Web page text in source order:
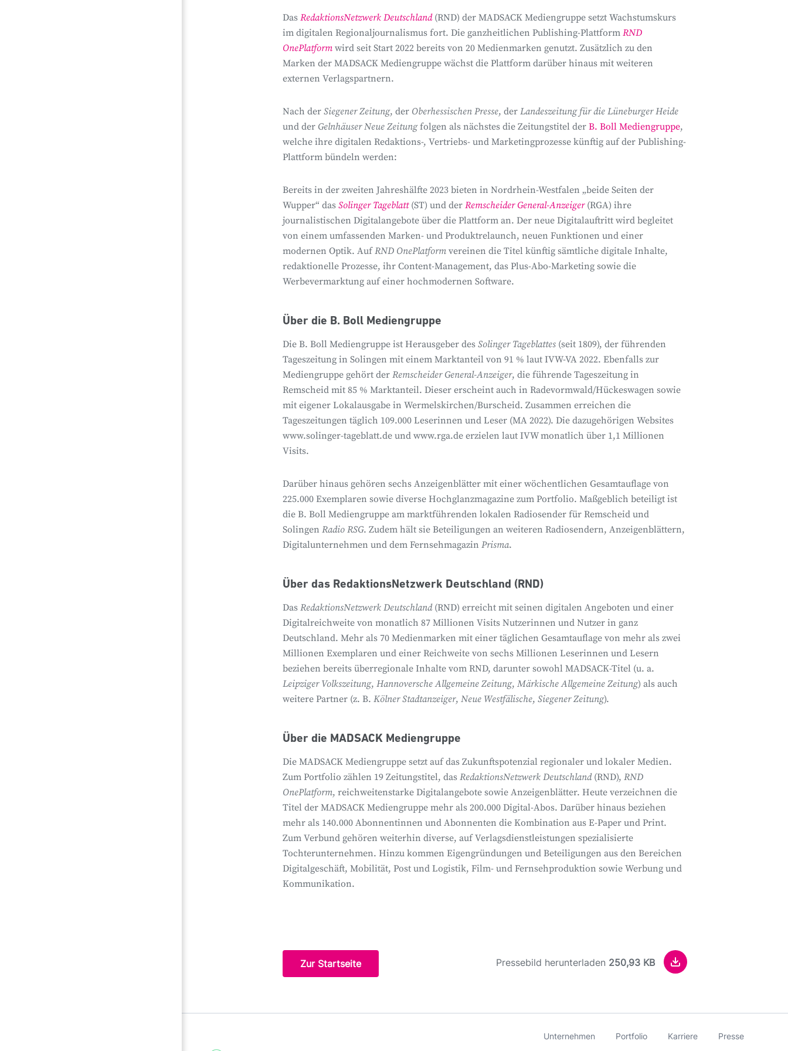
Das RedaktionsNetzwerk Deutschland(RND) der MADSACK Mediengruppe setzt Wachstumskurs
im digitalen Regionaljournalismus fort. Die ganzheitlichen Publishing-Plattform RND
OnePlatform wird seit Start 2022 bereits von 20 Medienmarken genutzt. Zusätzlich zu den
Marken der MADSACK Mediengruppe wächst die Plattform darüber hinaus mit weiteren
externen Verlagspartnern.
Nach der Siegener Zeitung, der Oberhessischen Presse, der Landeszeitung für die Lüneburger Heide
und der Gelnhäuser Neue Zeitungfolgen als nächstes die Zeitungstitel der B. Boll Mediengruppe,
welche ihre digitalen Redaktions-, Vertriebs- und Marketingprozesse künftig auf der Publishing-
Plattform bündeln werden:
Bereits in der zweiten Jahreshälfte 2023 bieten in Nordrhein-Westfalen „beide Seiten der
Wupper“ das Solinger Tageblatt (ST) und der Remscheider General-Anzeiger(RGA) ihre
journalistischen Digitalangebote über die Plattform an. Der neue Digitalauftritt wird begleitet
von einem umfassenden Marken- und Produktrelaunch, neuen Funktionen und einer
modernen Optik. AufRND OnePlatform vereinen die Titel künftig sämtliche digitale Inhalte,
redaktionelle Prozesse, ihr Content-Management, das Plus-Abo-Marketing sowie die
Werbevermarktung auf einer hochmodernen Software.
Über die B. Boll Mediengruppe
Die B. Boll Mediengruppe ist Herausgeber des Solinger Tageblattes (seit 1809), der führenden
Tageszeitung in Solingen mit einem Marktanteil von 91 % laut IVW-VA 2022. Ebenfalls zur
Mediengruppe gehört der Remscheider General-Anzeiger, die führende Tageszeitung in
Remscheid mit 85 % Marktanteil. Dieser erscheint auch in Radevormwald/Hückeswagen sowie
mit eigener Lokalausgabe in Wermelskirchen/Burscheid. Zusammen erreichen die
Tageszeitungen täglich 109.000 Leserinnen und Leser (MA 2022). Die dazugehörigen Websites
www.solinger-tageblatt.de und www.rga.de erzielen laut IVW monatlich über 1,1 Millionen
Visits.
Darüber hinaus gehören sechs Anzeigenblätter mit einer wöchentlichen Gesamtauflage von
225.000 Exemplaren sowie diverse Hochglanzmagazine zum Portfolio. Maßgeblich beteiligt ist
die B. Boll Mediengruppe am marktführenden lokalen Radiosender für Remscheid und
Solingen Radio RSG. Zudem hält sie Beteiligungen an weiteren Radiosendern, Anzeigenblättern,
Digitalunternehmen und dem Fernsehmagazin Prisma.
Über das RedaktionsNetzwerk Deutschland (RND)
Das RedaktionsNetzwerk Deutschland(RND) erreicht mit seinen digitalen Angeboten und einer
Digitalreichweite von monatlich 87 Millionen Visits Nutzerinnen und Nutzer in ganz
Deutschland. Mehr als 70 Medienmarken mit einer täglichen Gesamtauflage von mehr als zwei
Millionen Exemplaren und einer Reichweite von sechs Millionen Leserinnen und Lesern
beziehen bereits überregionale Inhalte vom RND, darunter sowohl MADSACK-Titel (u. a.
Leipziger Volkszeitung, Hannoversche Allgemeine Zeitung, Märkische Allgemeine Zeitung) als auch
weitere Partner (z. B. Kölner Stadtanzeiger, Neue Westfälische, Siegener Zeitung).
Über die MADSACK Mediengruppe
Die MADSACK Mediengruppe setzt auf das Zukunftspotenzial regionaler und lokaler Medien.
Zum Portfolio zählen 19 Zeitungstitel, das RedaktionsNetzwerk Deutschland(RND), RND
OnePlatform, reichweitenstarke Digitalangebote sowie Anzeigenblätter. Heute verzeichnen die
Titel der MADSACK Mediengruppe mehr als 200.000 Digital-Abos. Darüber hinaus beziehen
mehr als 140.000 Abonnentinnen und Abonnenten die Kombination aus E-Paper und Print.
Zum Verbund gehören weiterhin diverse, auf Verlagsdienstleistungen spezialisierte
Tochterunternehmen. Hinzu kommen Eigengründungen und Beteiligungen aus den Bereichen
Digitalgeschäft, Mobilität, Post und Logistik, Film- und Fernsehproduktion sowie Werbung und
Kommunikation.
Zur Startseite Pressebild herunterladen 250,93 KB
Unternehmen Portfolio Karriere Presse